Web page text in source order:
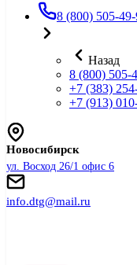
8 (800) 505-
Назад
8 (800) 505-
+7 (383)
+7 (913)
Новосибирск
ул. Восход 26/1 офис 6
info.dtg@mail.ru